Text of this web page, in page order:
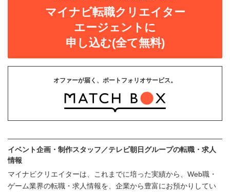
マイナビ転職クリエイター
エージェントに
申し込む(全て無料)
オファーが届く、ポートフォリオサービス。
イベント企画・制作スタッフ／テレビ朝日グループの転職・求人
情報
マイナビクリエイターは、これまでに培った実績から、Web職・
ゲーム業界の転職・求人情報を、企業から豊富にお預かりしてい